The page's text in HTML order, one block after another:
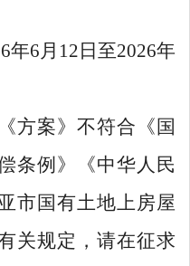
年6 月 1 2 日至2026年
方案》不符合《国
条例》《中华人民
市国有土地上房屋
关规定，请在征求